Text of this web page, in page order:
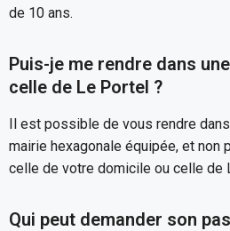
de 10 ans.
Puis-je me rendre dans
celle de Le Portel ?
Il est possible de vous rendre
mairie hexagonale équipée, et non
celle de votre domicile ou celle de
Qui peut demander son